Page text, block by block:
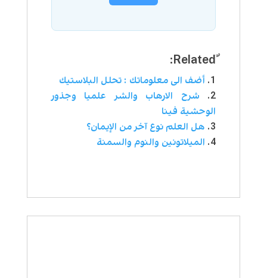
ٌRelated:
أضف الى معلوماتك : تحلل البلاستيك
شرح الارهاب والشر علميا وجذور
الوحشية فينا
هل العلم نوع آخر من الإيمان؟
الميلاتونين والنوم والسمنة